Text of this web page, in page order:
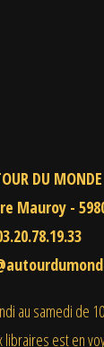
DU MONDE
Mauroy -
au samedi de
libraires est en